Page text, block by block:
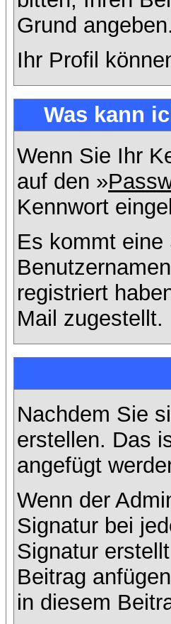
Grund angeben.
Ihr Profil
Was kann
Wenn Sie Ihr
auf den »
Kennwort
Es kommt
registriert
Mail zugestellt.
Nachdem Sie
erstellen. Das
angefügt
Wenn der
Signatur bei
Signatur
Beitrag
in diesem